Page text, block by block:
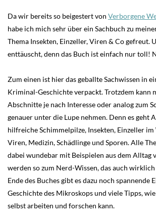
Da wir bereits so beigestert von Verborgene
habe ich mich sehr über ein Sachbuch zu
Thema Insekten, Einzeller, Viren & Co gefreut.
enttäuscht, denn das Buch ist einfach nur toll!
Zum einen ist hier das geballte Sachwissen in
Kriminal-Geschichte verpackt. Trotzdem kann
Abschnitte je nach Interesse oder analog zum
genauer unter die Lupe nehmen. Denn es geht
hilfreiche Schimmelpilze, Insekten, Einzeller im
Viren, Medizin, Schädlinge und Sporen. Alle
dabei wundebar mit Beispielen aus dem Alltag
werden so zum Nerd-Wissen, das auch
Ende des Buches gibt es dazu noch spannende
Geschichte des Mikroskops und viele Tipps,
selbst arbeiten und forschen kann.